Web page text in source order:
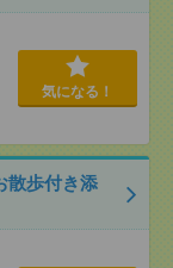
気になる！
散歩付き添